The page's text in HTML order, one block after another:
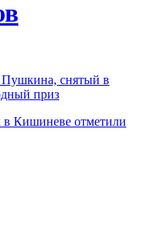
Пушкина, снятый в
приз
в Кишиневе отметили